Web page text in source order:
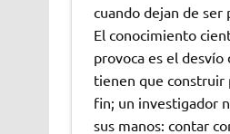
cuando dejan de
El conocimiento
provoca es el
tienen que construir
fin; un investigador
sus manos: contar